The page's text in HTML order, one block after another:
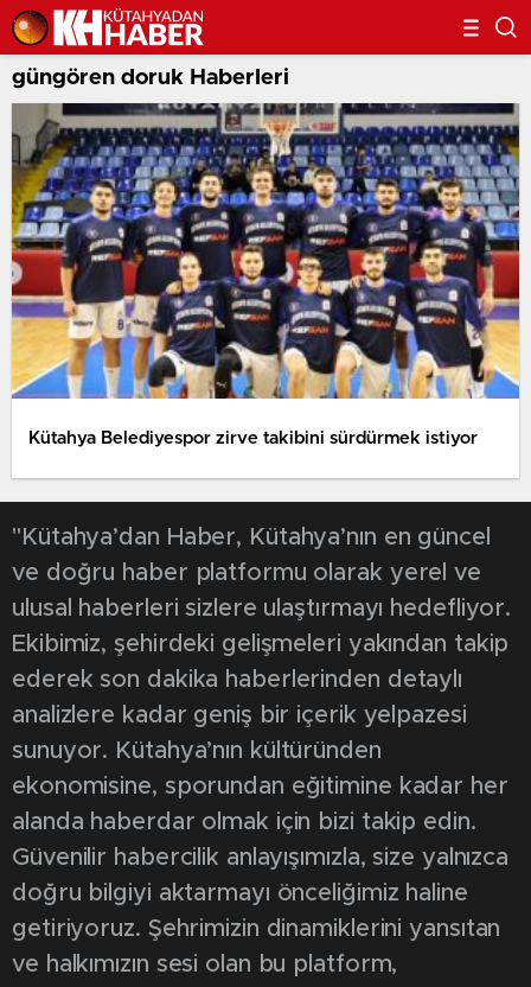
güngören doruk Haberleri
Kütahya Belediyespor zirve takibini sürdürmek istiyor
"Kütahya’dan Haber, Kütahya’nın en güncel
ve doğru haber platformu olarak yerel ve
ulusal haberleri sizlere ulaştırmayı hedefliyor.
Ekibimiz, şehirdeki gelişmeleri yakından takip
ederek son dakika haberlerinden detaylı
analizlere kadar geniş bir içerik yelpazesi
sunuyor. Kütahya’nın kültüründen
ekonomisine, sporundan eğitimine kadar her
alanda haberdar olmak için bizi takip edin.
Güvenilir habercilik anlayışımızla, size yalnızca
doğru bilgiyi aktarmayı önceliğimiz haline
getiriyoruz. Şehrimizin dinamiklerini yansıtan
ve halkımızın sesi olan bu platform,